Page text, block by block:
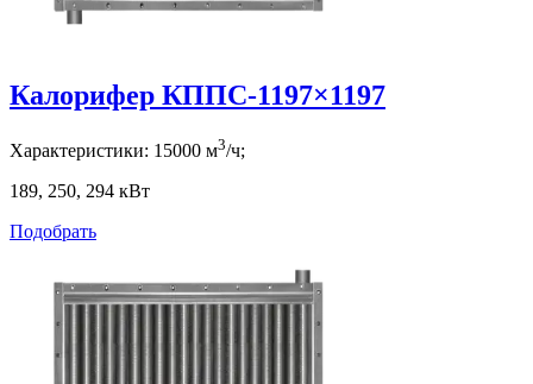
Калорифер КППС-1197×1197
Характеристики: 15000 м3/ч;
189, 250, 294 кВт
Подобрать